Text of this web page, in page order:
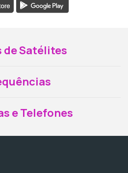
de Satélites
e Telefones